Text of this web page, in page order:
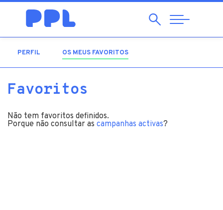
Pesquisar
Abrir
Navegação
PERFIL OS MEUS FAVORITOS
Favoritos
Não tem favoritos definidos.
Porque não consultar as campanhas activas?